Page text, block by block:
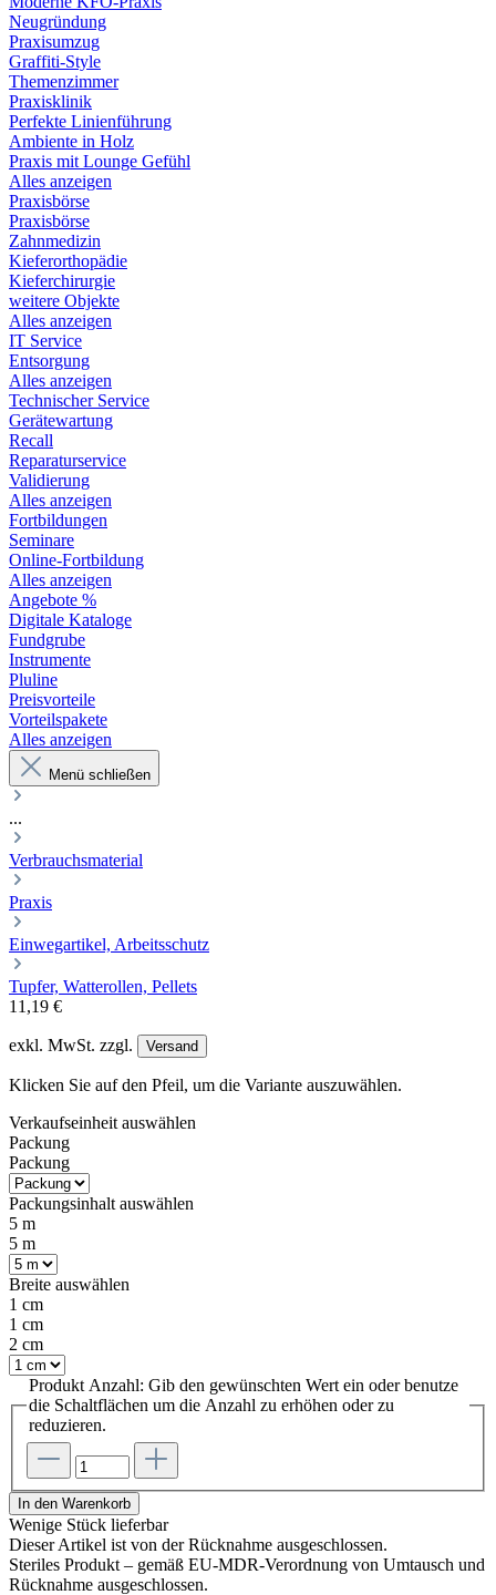
Neugründung
Praxisumzug
Graffiti-Style
Themenzimmer
Praxisklinik
Perfekte Linienführung
Ambiente in Holz
Praxis mit Lounge Gefühl
Alles anzeigen
Praxisbörse
Praxisbörse
Zahnmedizin
Kieferorthopädie
Kieferchirurgie
weitere Objekte
Alles anzeigen
IT Service
Entsorgung
Alles anzeigen
Technischer Service
Gerätewartung
Recall
Reparaturservice
Validierung
Alles anzeigen
Fortbildungen
Seminare
Online-Fortbildung
Alles anzeigen
Angebote %
Digitale Kataloge
Fundgrube
Instrumente
Pluline
Preisvorteile
Vorteilspakete
Alles anzeigen
Menü schließen
...
Verbrauchsmaterial
Praxis
Einwegartikel, Arbeitsschutz
Tupfer, Watterollen, Pellets
11,19 €
exkl. MwSt. zzgl. Versand
Klicken Sie auf den Pfeil, um die Variante auszuwählen.
Verkaufseinheit auswählen
Packung
Packung
Packungsinhalt auswählen
5 m
5 m
Breite auswählen
1 cm
1 cm
2 cm
Produkt Anzahl: Gib den gewünschten Wert ein oder benutze
die Schaltflächen um die Anzahl zu erhöhen oder zu
reduzieren.
In den Warenkorb
Wenige Stück lieferbar
Dieser Artikel ist von der Rücknahme ausgeschlossen.
Steriles Produkt – gemäß EU-MDR-Verordnung von Umtausch und
Rücknahme ausgeschlossen.